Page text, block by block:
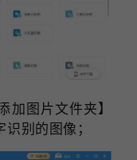
加图片文件夹】
别的图像；